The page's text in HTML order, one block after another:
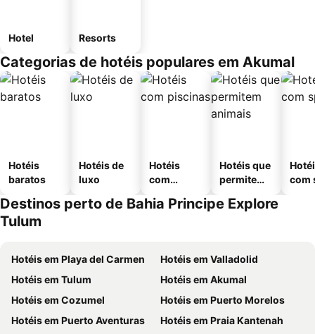
Hotel Resorts
Categorias de hotéis populares em Akumal
Hotéis
baratos
Hotéis de
luxo
Hotéis
com
Hotéis que
permitem
com
Destinos perto de Bahia Principe Explore
Tulum
Hotéis em Playa del Carmen
Hotéis em Valladolid
Hotéis em Tulum
Hotéis em Akumal
Hotéis em Cozumel
Hotéis em Puerto Morelos
Hotéis em Puerto Aventuras
Hotéis em Praia Kantenah